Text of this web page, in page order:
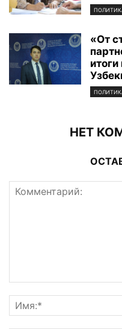
«От
НЕТ